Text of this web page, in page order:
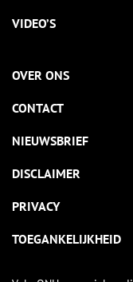
VIDEO’S
OVER ONS
CONTACT
NIEUWSBRIEF
DISCLAIMER
PRIVACY
TOEGANKELIJKHEID